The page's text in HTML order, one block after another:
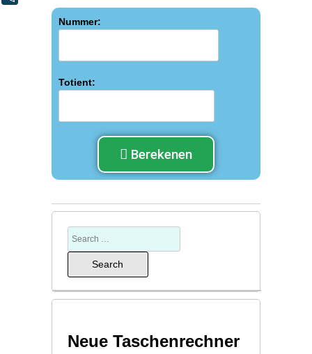
Nummer:
Totient:
Berekenen
Neue Taschenrechner